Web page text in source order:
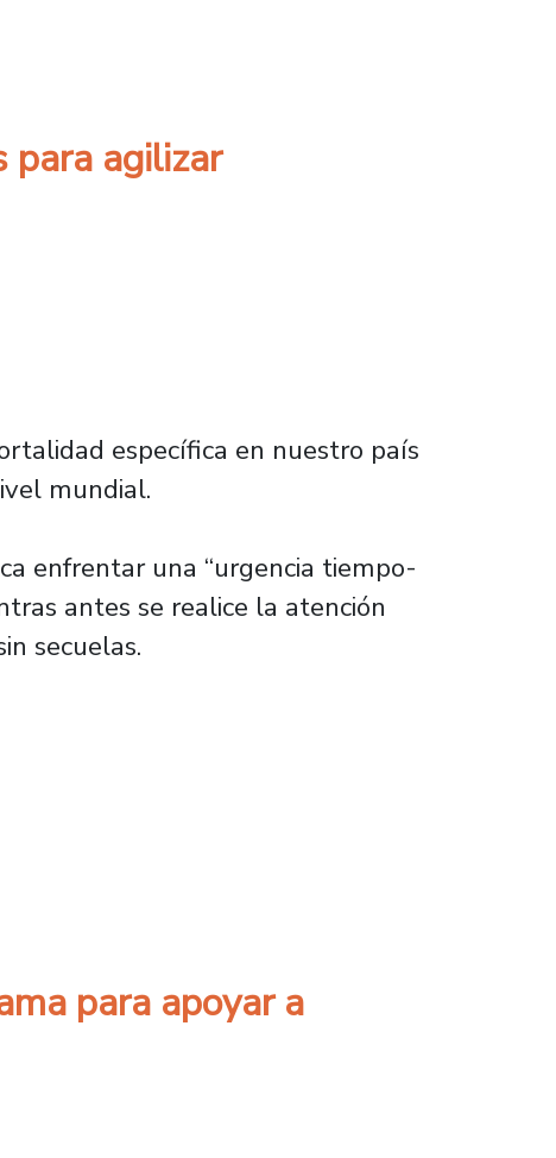
que aumenta niveles de sanidad
para agilizar
específica en nuestro país
mundial.
enfrentar una “urgencia tiempo-
antes se realice la atención
secuelas.
diagnóstico de accidentes
para apoyar a